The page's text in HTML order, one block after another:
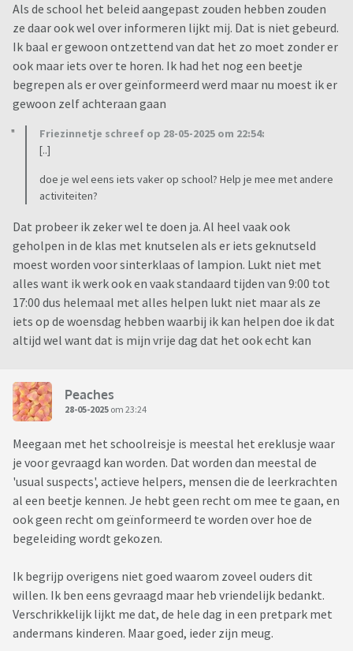
Als de school het beleid aangepast zouden hebben zouden
ze daar ook wel over informeren lijkt mij. Dat is niet gebeurd.
Ik baal er gewoon ontzettend van dat het zo moet zonder er
ook maar iets over te horen. Ik had het nog een beetje
begrepen als er over geïnformeerd werd maar nu moest ik er
gewoon zelf achteraan gaan
Friezinnetje schreef op 28-05-2025 om 22:54:
[..]
doe je wel eens iets vaker op school? Help je mee met andere
activiteiten?
Dat probeer ik zeker wel te doen ja. Al heel vaak ook
geholpen in de klas met knutselen als er iets geknutseld
moest worden voor sinterklaas of lampion. Lukt niet met
alles want ik werk ook en vaak standaard tijden van 9:00 tot
17:00 dus helemaal met alles helpen lukt niet maar als ze
iets op de woensdag hebben waarbij ik kan helpen doe ik dat
altijd wel want dat is mijn vrije dag dat het ook echt kan
Peaches
28-05-2025 om 23:24
Meegaan met het schoolreisje is meestal het ereklusje waar
je voor gevraagd kan worden. Dat worden dan meestal de
'usual suspects', actieve helpers, mensen die de leerkrachten
al een beetje kennen. Je hebt geen recht om mee te gaan, en
ook geen recht om geïnformeerd te worden over hoe de
begeleiding wordt gekozen.
Ik begrijp overigens niet goed waarom zoveel ouders dit
willen. Ik ben eens gevraagd maar heb vriendelijk bedankt.
Verschrikkelijk lijkt me dat, de hele dag in een pretpark met
andermans kinderen. Maar goed, ieder zijn meug.